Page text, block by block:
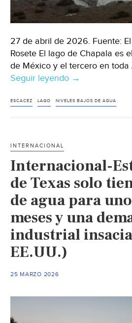
27 de abril de 2026. Fuente:
Rosete El lago de Chapala es
de México y el tercero en
Seguir leyendo Jalisco-
habitantes
lago
Chapala
rechazan
el
acueducto
Solís-
→
ESCACEZ LAGO NIVELES BAJOS DE AGUA
INTERNACIONAL
Internacional-
de Texas solo
de agua para
meses y una
industrial
EE.UU.)
25 MARZO 2026